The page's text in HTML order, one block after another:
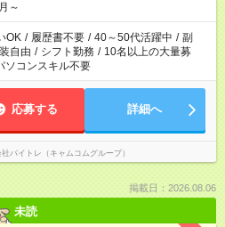
～
OK / 履歴書不要 / 40～50代活躍中 / 副
自由 / シフト勤務 / 10名以上の大量募
ソコンスキル不要
応募する 詳細へ
バイトレ（キャムコムグループ）
掲載日：2026.08.06
未読